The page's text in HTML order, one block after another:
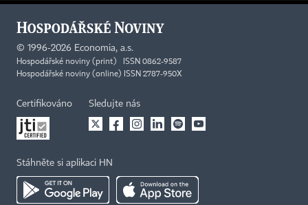
© 1996-2026 Economia, a.s.
Hospodářské noviny (print) ISSN 0862-9587
Hospodářské noviny (online) ISSN 2787-950X
Certifikováno Sledujte nás
Stáhněte si aplikaci HN